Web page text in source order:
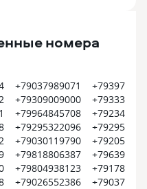
номера
+79037989071
+79309009000
+79964845708
+79295322096
+79030119790
+79818806387
+79804938123
+79026552386